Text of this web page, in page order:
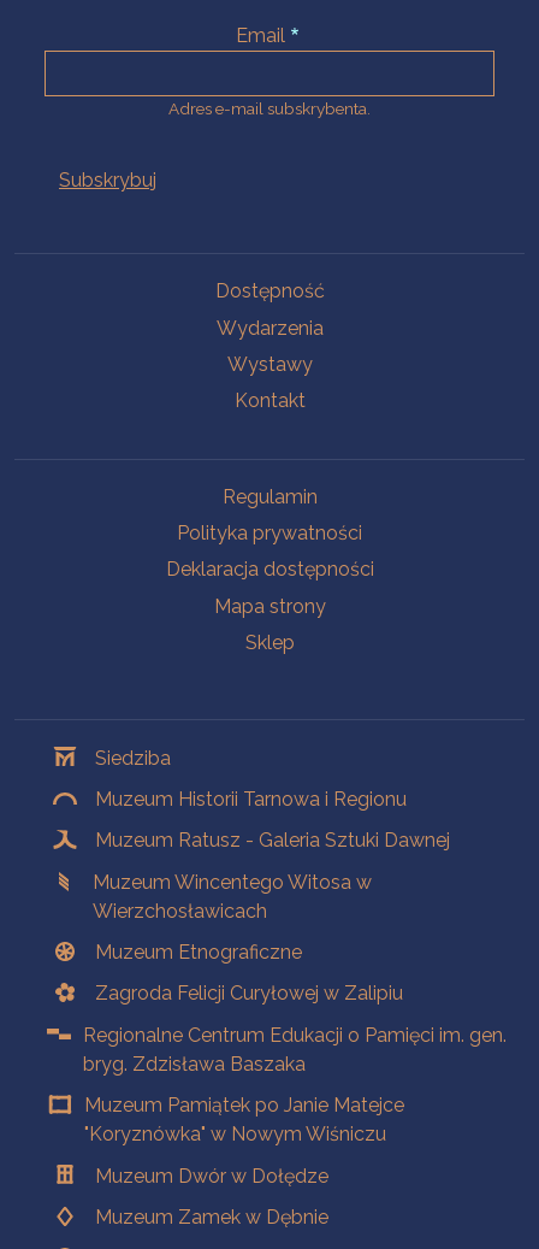
Email
Adres e-mail subskrybenta.
Dostępność
Wydarzenia
Wystawy
Kontakt
Regulamin
Polityka prywatności
Deklaracja dostępności
Mapa strony
Sklep
Siedziba
Muzeum Historii Tarnowa i Regionu
Muzeum Ratusz - Galeria Sztuki Dawnej
Muzeum Wincentego Witosa w
Wierzchosławicach
Muzeum Etnograficzne
Zagroda Felicji Curyłowej w Zalipiu
Regionalne Centrum Edukacji o Pamięci im. gen.
bryg. Zdzisława Baszaka
Muzeum Pamiątek po Janie Matejce
"Koryznówka" w Nowym Wiśniczu
Muzeum Dwór w Dołędze
Muzeum Zamek w Dębnie